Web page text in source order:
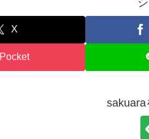
X
Pocket
sakuara